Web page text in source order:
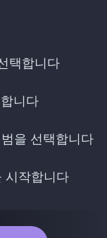
택합니다
니다
을 선택합니다
시작합니다